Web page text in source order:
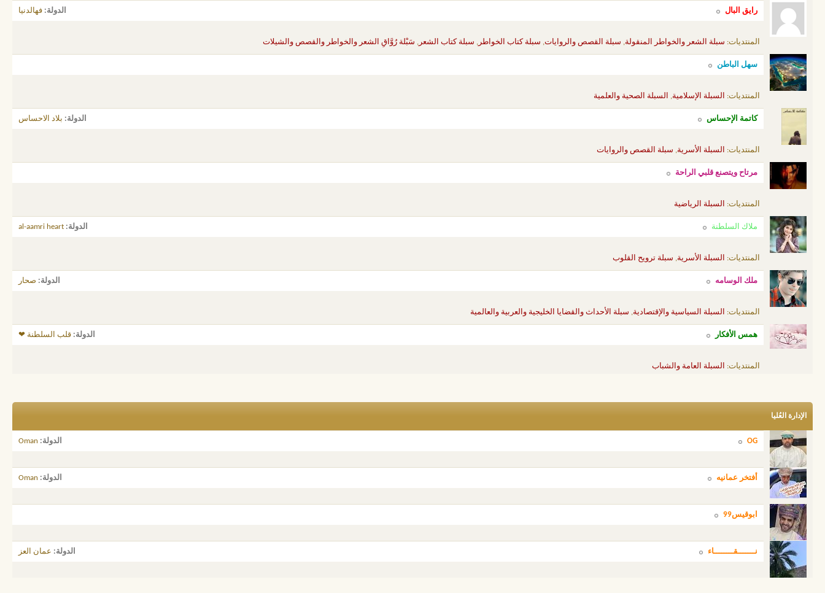
الدولة فهالدنيا رايق البال
المنتديات: سبلة الشعر والخواطر المنقولة, سبلة القصص والروايات, سبلة كتاب الخواطر, سبلة كتاب الشعر, سَبْلة رُوَّاقِ الشعر والخواطر والقصص والشيلات
سهل الباطن
المنتديات: السبلة الإسلامية, السبلة الصحية والعلمية
الدولة بلاد الاحساس كاتمة الإحساس
المنتديات: السبلة الأسرية, سبلة القصص والروايات
مرتاح ويتصنع قلبي الراحة
المنتديات: السبلة الرياضية
الدولة al-aamri heart ملاك السلطنة
المنتديات: السبلة الأسرية, سبلة ترويح القلوب
الدولة صحار ملك الوسامه
المنتديات: السبلة السياسية والإقتصادية, سبلة الأحداث والقضايا الخليجية والعربية والعالمية
الدولة قلب السلطنة ❤ همس الأفكار
المنتديات: السبلة العامة والشباب
الإدارة العُليا
الدولة Oman OG
الدولة Oman أفتخر عمانيه
ابوقيس99
الدولة عمان العز نـــــــقــــــــاء